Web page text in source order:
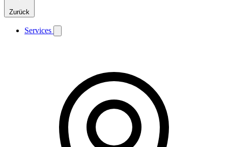
Zurück
Services